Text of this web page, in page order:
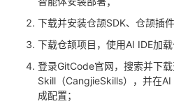
下载并安装仓颉SDK、仓颉插件
下载仓颉项目，使用AI IDE加载
登录GitCode官网，搜索并下
Skill（CangjieSkills），并在
成配置；